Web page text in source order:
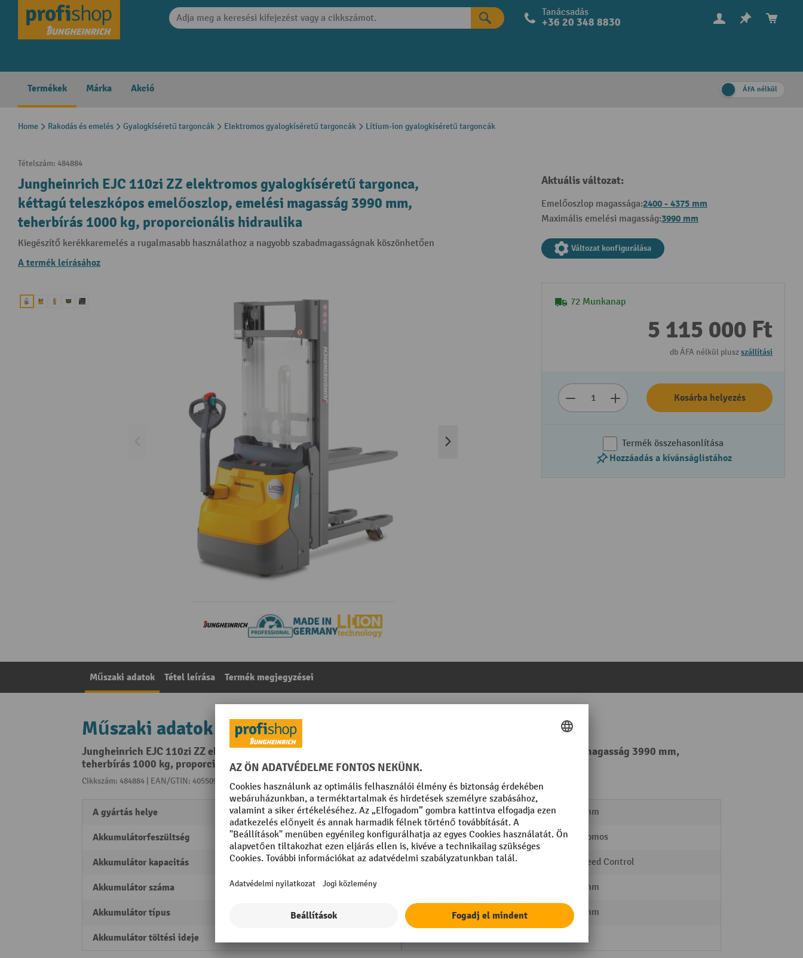
Skip to main navigation Tanácsadás
+36 20 348 8830
Termékek Márka Akció ÁFA nélkül
Home Rakodás és emelés Gyalogkíséretű targoncák Elektromos gyalogkíséretű targoncák Lítium-ion gyalogkíséretű targoncák
Tételszám: 484884
Jungheinrich EJC 110zi ZZ elektromos gyalogkíséretű targonca,
kéttagú teleszkópos emelőoszlop, emelési magasság 3990 mm,
teherbírás 1000 kg, proporcionális hidraulika
Kiegészítő kerékkaremelés a rugalmasabb használathoz a nagyobb szabadmagasságnak köszönhetően
A termék leírásához
Aktuális változat:
Emelőoszlop magassága:2400 - 4375 mm
Maximális emelési magasság:3990 mm
Változat konfigurálása
72 Munkanap
5 115 000 Ft
db ÁFA nélkül pluszszállítási
Kosárba helyezés
Termék összehasonlítása
Hozzáadás a kívánságlistához
Műszaki adatok Tétel leírása Termék megjegyzései
Műszaki adatok
Jungheinrich EJC 110zi ZZ elektromos gyalogkíséretű targonca, kéttagú teleszkópos emelőoszlop, emelési magasság 3990 mm,
teherbírás 1000 kg, proporcionális hidraulika
Cikkszám: 484884 | EAN/GTIN: 4055091317144 A kategóriából: Lítium-ion gyalogkíséretű targoncák
A gyártás helye Made in Germany
Akkumulátorfeszültség 24 V/per unit
Akkumulátor kapacitás 150 Ah/per unit
Akkumulátor száma 1
Akkumulátor típus
Akkumulátor töltési ideje
Maximális emelési magasság 3990 mm
Meghajtás elektromos
Menetvezérlés fajtája AC Speed Control
2186 mm
Szabademelés 1925 mm
18 mm